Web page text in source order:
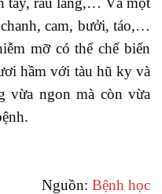
cam, bưởi, táo,…
mỡ có thể chế biến
hầm với tàu hũ ky và
vừa ngon mà còn vừa
Nguồn: Bệnh học